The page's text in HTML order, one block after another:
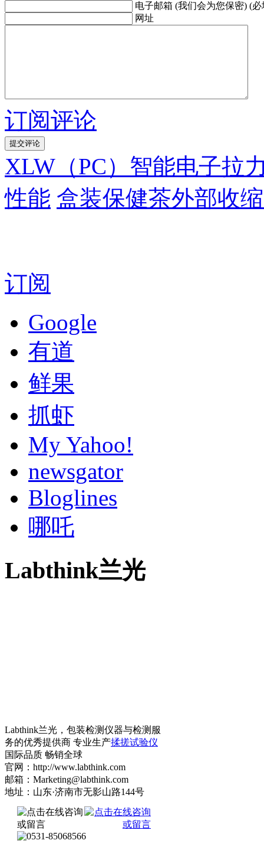
电子邮箱 (我们会为您保密) (必
网址
订阅评论
XLW（PC）智能电子拉
性能 盒装保健茶外部收
订阅
Google
有道
鲜果
抓虾
My Yahoo!
newsgator
Bloglines
哪吒
Labthink兰光
Labthink兰光，包装检测仪器与检测服
务的优秀提供商 专业生产揉搓试验仪
国际品质 畅销全球
官网：http://www.labthink.com
邮箱：Marketing@labthink.com
地址：山东·济南市无影山路144号